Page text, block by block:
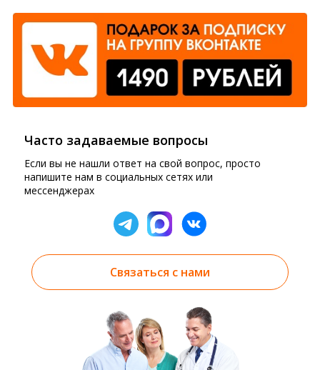
Часто задаваемые вопросы
Если вы не нашли ответ на свой вопрос, просто
напишите нам в социальных сетях или
мессенджерах
Связаться с нами